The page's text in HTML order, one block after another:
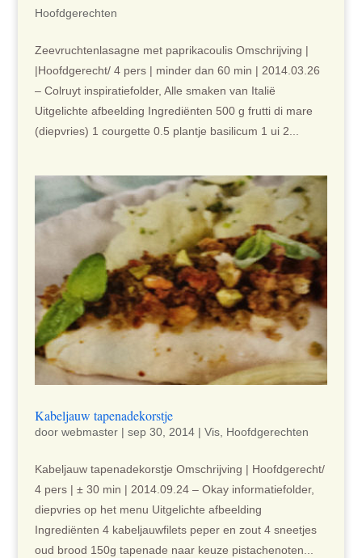
Hoofdgerechten
Zeevruchtenlasagne met paprikacoulis Omschrijving |
|Hoofdgerecht/ 4 pers | minder dan 60 min | 2014.03.26
– Colruyt inspiratiefolder, Alle smaken van Italië
Uitgelichte afbeelding Ingrediënten 500 g frutti di mare
(diepvries) 1 courgette 0.5 plantje basilicum 1 ui 2...
Kabeljauw tapenadekorstje
door webmaster| sep 30, 2014| Vis, Hoofdgerechten
Kabeljauw tapenadekorstje Omschrijving | Hoofdgerecht/
4 pers | ± 30 min | 2014.09.24 – Okay informatiefolder,
diepvries op het menu Uitgelichte afbeelding
Ingrediënten 4 kabeljauwfilets peper en zout 4 sneetjes
oud brood 150g tapenade naar keuze pistachenoten...